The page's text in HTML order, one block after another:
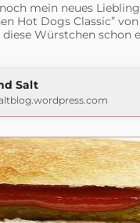
mein neues
Hot Dogs Classic”
diese Würstchen schon
Salt